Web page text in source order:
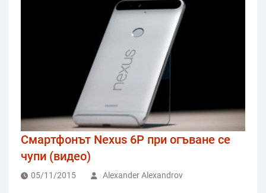
Смартфонът Nexus 6P при огъване се
чупи (видео)
05/11/2015 Alexander Alexandrov